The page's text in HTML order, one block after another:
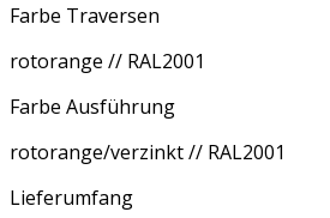
Farbe Traversen
rotorange // RAL2001
Farbe Ausführung
rotorange/verzinkt // RAL2001
Lieferumfang